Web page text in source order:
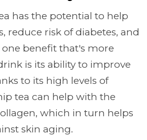
has the potential to help
reduce risk of diabetes, and
benefit that's more
is its ability to improve
to its high levels of
tea can help with the
which in turn helps
skin aging.